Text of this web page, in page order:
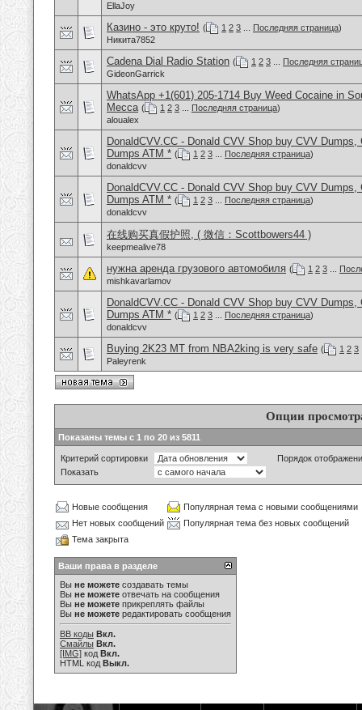
EllaJoy
Казино - это круто! ( 1 2 3 Последняя страница)
Никита7852
Cadena Dial Radio Station ( 1 2 3
Последняя
GideonGarrick
WhatsApp +1(601) 205-1714 Buy Weed Cocaine in
Mecca ( 1 2 3 Последняя страница)
aloualex
DonaldCVV.CC - Donald CVV Shop buy CVV
Dumps ATM * ( 1 2 3 Последняя страница)
donaldcvv
DonaldCVV.CC - Donald CVV Shop buy CVV
Dumps ATM * ( 1 2 3 Последняя страница)
donaldcvv
在线购买真假护照, ( 微信：Scottbowers44 )
keepmealive78
нужна аренда грузового автомобиля ( 1 2 3
mishkavarlamov
DonaldCVV.CC - Donald CVV Shop buy CVV
Dumps ATM * ( 1 2 3 Последняя страница)
donaldcvv
Buying 2K23 MT from NBA2king is very safe ( 1 2 3
Paleyrenk
Опции
Показаны темы с 1 по 20 из 5811
Критерий сортировки
Порядок
Показать
Новые сообщения
Популярная тема с новыми сообщениями
Нет новых сообщений
Популярная тема без новых сообщений
Тема закрыта
Ваши права в разделе
Вы не можете создавать темы
Вы не можете отвечать на сообщения
Вы не можете прикреплять файлы
Вы не можете редактировать сообщения
BB коды Вкл.
Смайлы Вкл.
[IMG] код Вкл.
HTML код Выкл.